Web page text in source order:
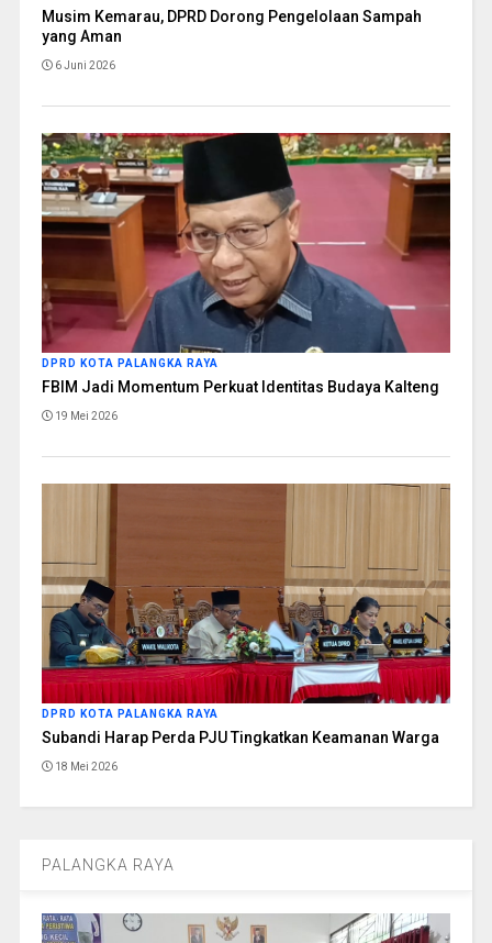
Musim Kemarau, DPRD Dorong Pengelolaan Sampah
yang Aman
6 Juni 2026
DPRD KOTA PALANGKA RAYA
FBIM Jadi Momentum Perkuat Identitas Budaya Kalteng
19 Mei 2026
DPRD KOTA PALANGKA RAYA
Subandi Harap Perda PJU Tingkatkan Keamanan Warga
18 Mei 2026
PALANGKA RAYA